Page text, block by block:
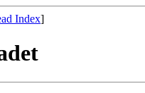
Index]